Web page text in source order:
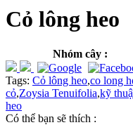
Cỏ lông heo
Nhóm cây :
Tags: Cỏ lông heo,co long
cỏ,Zoysia Tenuifolia,kỹ
heo
Có thể bạn sẽ thích :